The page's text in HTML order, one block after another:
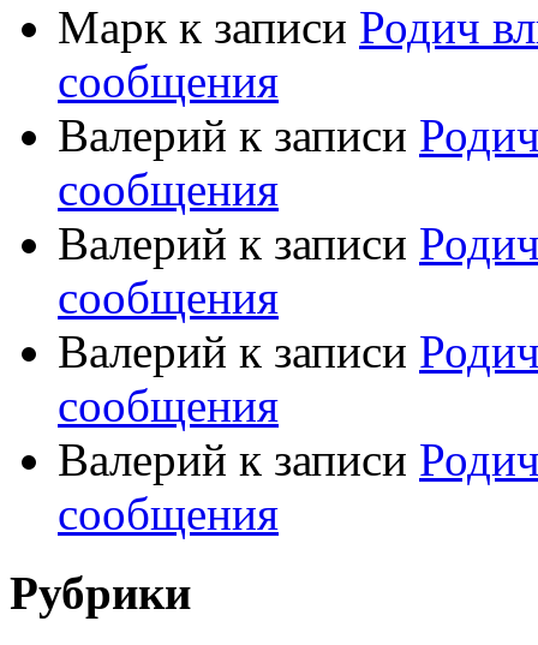
Марк к записи Родич
сообщения
Валерий к записи
сообщения
Валерий к записи
сообщения
Валерий к записи
сообщения
Валерий к записи
сообщения
Рубрики